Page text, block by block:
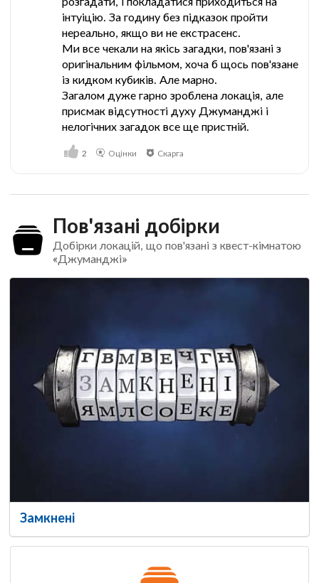
інтуіцію. За годину без підказок пройти
нереально, якщо ви не екстрасенс.
Ми все чекали на якісь загадки, пов'язані з
оригінальним фільмом, хоча б щось пов'язане
із кидком кубиків. Але марно.
Загалом дуже гарно зроблена локація, але
присмак відсутності духу Джуманджі і
нелогічних загадок все ще пристній.
2 Оцінки Скарга
Пов'язані добірки
Добірки локацій, що пов'язані з квест-кімнатою
«Джуманджі»
Замкнені